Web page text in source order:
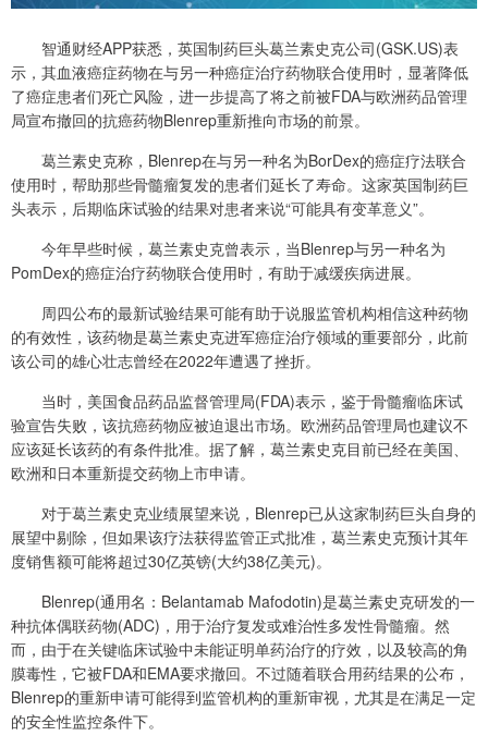
智通财经APP获悉，英国制药巨头葛兰素史克公司(GSK.US)表
示，其血液癌症药物在与另一种癌症治疗药物联合使用时，显著降低
了癌症患者们死亡风险，进一步提高了将之前被FDA与欧洲药品管理
局宣布撤回的抗癌药物Blenrep重新推向市场的前景。
葛兰素史克称，Blenrep在与另一种名为BorDex的癌症疗法联合
使用时，帮助那些骨髓瘤复发的患者们延长了寿命。这家英国制药巨
头表示，后期临床试验的结果对患者来说“可能具有变革意义”。
今年早些时候，葛兰素史克曾表示，当Blenrep与另一种名为
PomDex的癌症治疗药物联合使用时，有助于减缓疾病进展。
周四公布的最新试验结果可能有助于说服监管机构相信这种药物
的有效性，该药物是葛兰素史克进军癌症治疗领域的重要部分，此前
该公司的雄心壮志曾经在2022年遭遇了挫折。
当时，美国食品药品监督管理局(FDA)表示，鉴于骨髓瘤临床试
验宣告失败，该抗癌药物应被迫退出市场。欧洲药品管理局也建议不
应该延长该药的有条件批准。据了解，葛兰素史克目前已经在美国、
欧洲和日本重新提交药物上市申请。
对于葛兰素史克业绩展望来说，Blenrep已从这家制药巨头自身的
展望中剔除，但如果该疗法获得监管正式批准，葛兰素史克预计其年
度销售额可能将超过30亿英镑(大约38亿美元)。
Blenrep(通用名：Belantamab Mafodotin)是葛兰素史克研发的一
种抗体偶联药物(ADC)，用于治疗复发或难治性多发性骨髓瘤。然
而，由于在关键临床试验中未能证明单药治疗的疗效，以及较高的角
膜毒性，它被FDA和EMA要求撤回。不过随着联合用药结果的公布，
Blenrep的重新申请可能得到监管机构的重新审视，尤其是在满足一定
的安全性监控条件下。